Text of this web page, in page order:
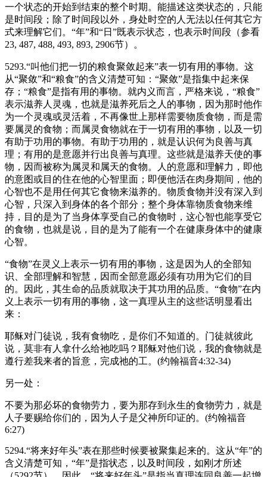
一个状态的开始到结束的整个时期。能描述这类状态的，只能
是时间段；除了时间段以外，身处时空的人无法以任何其它方
式来理解它们。“年”和“日”既表示状态，也表示时间段（参看
23, 487, 488, 493, 893, 2906节）。
5293.“叫他们把一切的粮食聚敛起来”表一切有用的事物。这
从“聚敛”和“粮食”的含义清楚可知：“聚敛”是指集中起来保
存；“粮食”是指有用的事物。就内义而言，严格来说，“粮食”
表示滋养人灵魂，也就是滋养死后之人的事物，因为那时他作
为一个灵魂或灵活着，不再像世上那样需要物质食物，而是需
要属灵的食物；而属灵食物就在于一切有用的事物，以及一切
有助于功用的事物。有助于功用的，就是认识何为良善与真
理；有用的是意愿并行出良善与真理。这些就是滋养天使的事
物，因而被称为属灵和属天的食物。人的意愿和理解力，即他
的意图或目的住在他的心智里面；即便他活在肉身期间，他的
心智也不是用任何其它食物来滋养的。物质食物并没有深入到
心智，只深入到身体的各个部分；整个身体靠物质食物来维
持，目的是为了当身体享受自己的食物时，这心智也能享受它
的食物，也就是说，目的是为了能有一个在健康身体中的健康
心智。
“食物”在灵义上表示一切有用的事物，这是因为人的全部知
识、全部理解和智慧，因而全部意愿必须有功用为它们的目
的。因此，其生命的品质就取决于其功用的品质。“食物”在内
义上表示一切有用的事物，这一真理从主的这些话明显看出
来：
耶稣对门徒说，我有食物吃，是你们不知道的。门徒就彼此
说，莫非有人拿什么给祂吃吗？耶稣对他们说，我的食物就是
遵行差我来者的旨意，完成祂的工。(约翰福音4:32-34)
另一处：
不要为那必坏的食物劳力，要为那存到永生的食物劳力，就是
人子要赐给你们的，因为人子是父神所印证的。(约翰福音
6:27)
5294.“将来好年头”表在那些时候要被聚集起来的。这从“年”的
含义清楚可知，“年”是指状态，以及时间段，如刚才所述